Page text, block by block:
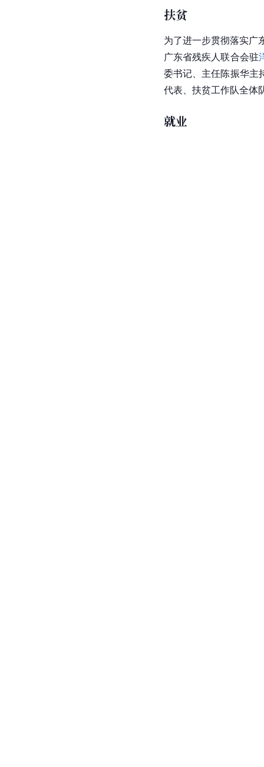
扶贫
为了进一步贯彻落实广
广东省残疾人联合会驻
委书记、主任陈振华主
代表、扶贫工作队全体
就业